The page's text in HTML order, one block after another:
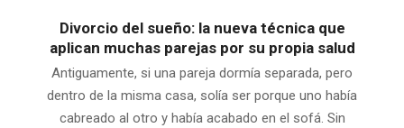
Divorcio del sueño: la nueva técnica que
aplican muchas parejas por su propia salud
Antiguamente, si una pareja dormía separada, pero
dentro de la misma casa, solía ser porque uno había
cabreado al otro y había acabado en el sofá. Sin